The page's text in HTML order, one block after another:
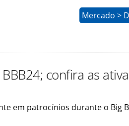
Mercado >
confira as
em patrocínios durante o Big